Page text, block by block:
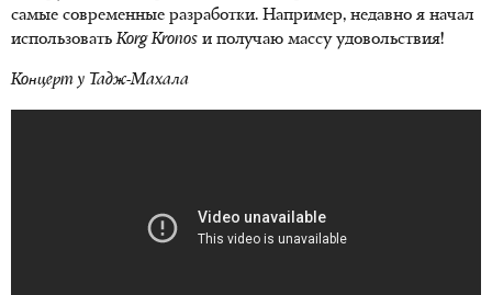
самые современные разработки. Например, недавно я начал
использоватьKorg Kronos и получаю массу удовольствия!
Концерт у Тадж-Махала